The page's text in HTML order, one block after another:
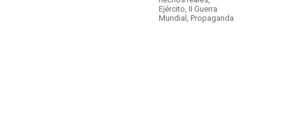
Ejército, II Guerra
Mundial , Propaganda